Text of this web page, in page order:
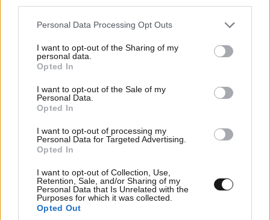
Please note that this website/app uses one or more Google
not limited to your visit or usage behaviour. You may click to
grant or deny consent to Google and its third-party tags to
use your data for below specified purposes in below Google
consent section.
Personal Data Processing Opt Outs
I want to opt-out of the Sharing of my
personal data.
Opted In
I want to opt-out of the Sale of my
Personal Data.
Opted In
I want to opt-out of processing my
Personal Data for Targeted Advertising.
Opted In
I want to opt-out of Collection, Use,
Retention, Sale, and/or Sharing of my
Personal Data that Is Unrelated with the
Purposes for which it was collected.
Opted Out
Xαρακτήρες: 0/1000